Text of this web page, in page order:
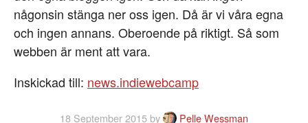
någonsin stänga ner oss igen. Då är vi våra egna
och ingen annans. Oberoende på riktigt. Så som
webben är ment att vara.
Inskickad till: news.indiewebcamp
18 September 2015 by Pelle Wessman